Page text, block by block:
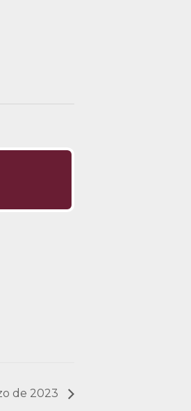
de 2023